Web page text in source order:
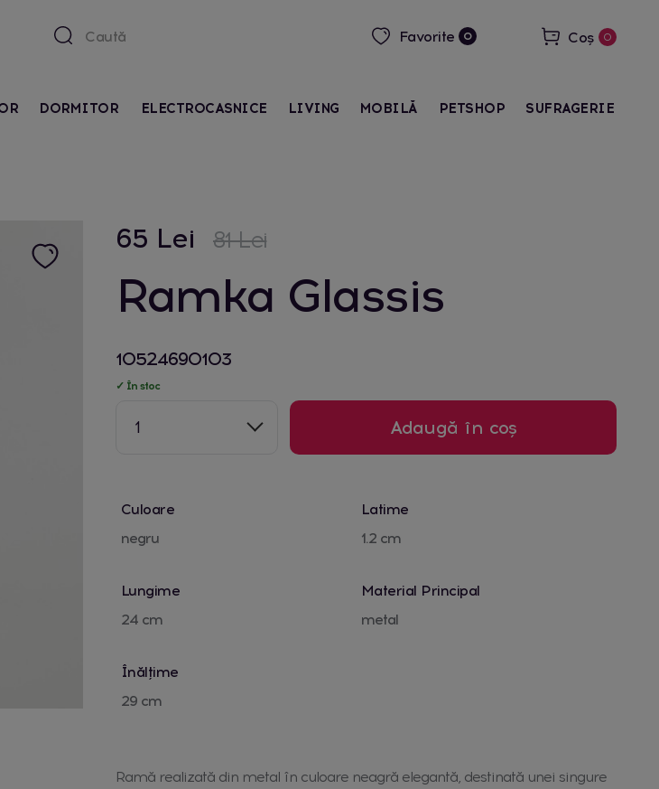
Favorite 0 Coș 0
DORMITOR ELECTROCASNICE LIVING MOBILĂ PETSHOP SUFRAGERIE
65 Lei 81 Lei
Ramka Glassis
10524690103
✓ În stoc
1 Adaugă în coș
Culoare
negru
Latime
1.2 cm
Lungime
24 cm
Material Principal
metal
Înălțime
29 cm
Ramă realizată din metal în culoare neagră elegantă, destinată unei singure